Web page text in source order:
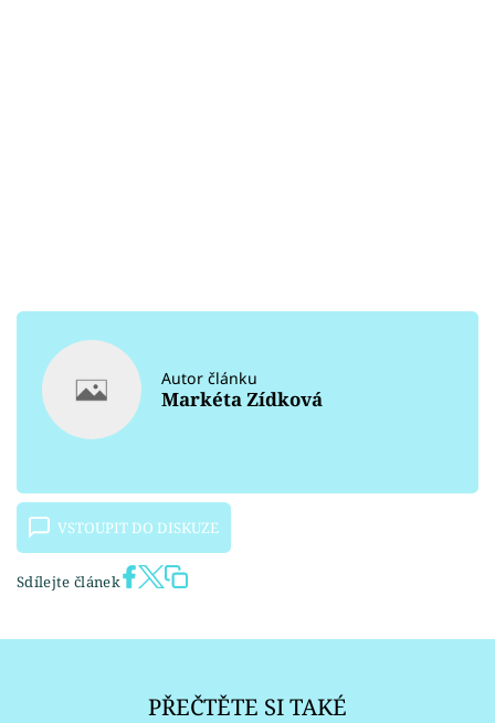
Autor článku
Markéta Zídková
VSTOUPIT DO DISKUZE
Sdílejte článek
PŘEČTĚTE SI TAKÉ